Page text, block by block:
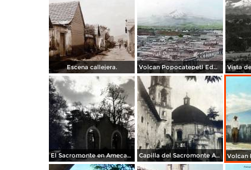
Escena callejera. Volcan Popocatepetl Edo de México por el Fotógrafos: William Henry Jackson.
El Sacromonte en Amecameca, Edo de México. Capilla del Sacromonte Amecameca, Edo de México.